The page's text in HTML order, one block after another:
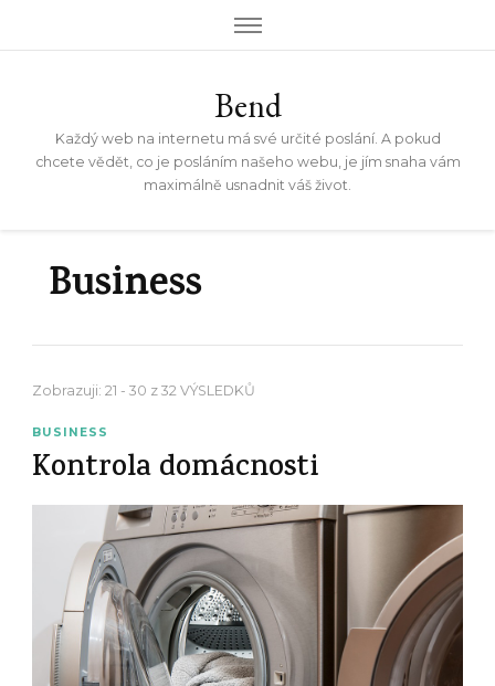
Bend
Každý web na internetu má své určité poslání. A pokud
chcete vědět, co je posláním našeho webu, je jím snaha vám
maximálně usnadnit váš život.
Business
Zobrazuji: 21 - 30 z 32 VÝSLEDKŮ
BUSINESS
Kontrola domácnosti